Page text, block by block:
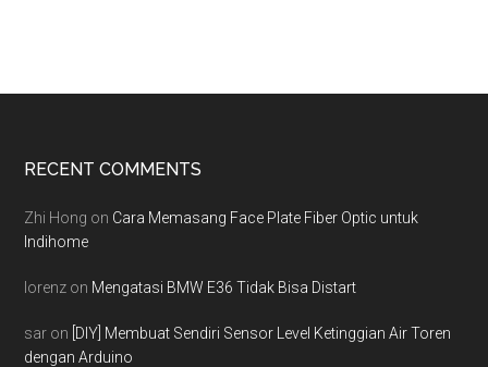
Footer
RECENT COMMENTS
Zhi Hong on Cara Memasang Face Plate Fiber Optic untuk
Indihome
lorenz on Mengatasi BMW E36 Tidak Bisa Distart
sar on [DIY] Membuat Sendiri Sensor Level Ketinggian Air Toren
dengan Arduino